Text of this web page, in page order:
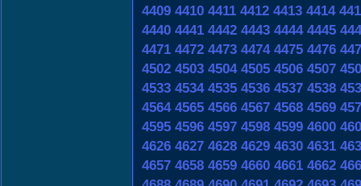
4409 4410 4411 4412 4413 4414
4440 4441 4442 4443 4444 4445
4471 4472 4473 4474 4475 4476
4502 4503 4504 4505 4506 4507
4533 4534 4535 4536 4537 4538
4564 4565 4566 4567 4568 4569
4595 4596 4597 4598 4599 4600
4626 4627 4628 4629 4630 4631
4657 4658 4659 4660 4661 4662